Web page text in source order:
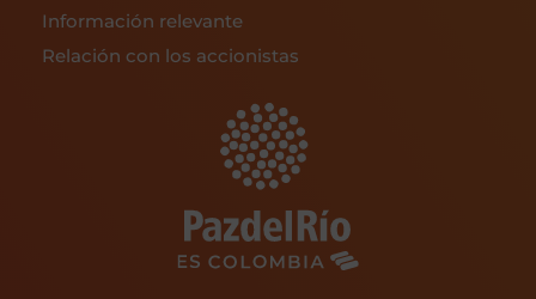
Información relevante
Relación con los accionistas